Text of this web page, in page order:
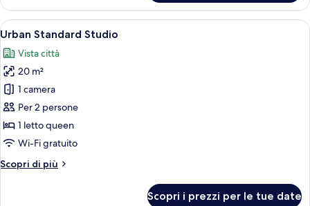
Premium
Studio
Apri
tutte
le
foto
per
Urban
Standard
Studio
Camera da letto moderna con una
5
Urban Standard Studio
Vista città
20 m²
1 camera
Per 2 persone
1 letto queen
Wi-Fi gratuito
Scopri di più
Altri
Scopri i prezzi per le tue date